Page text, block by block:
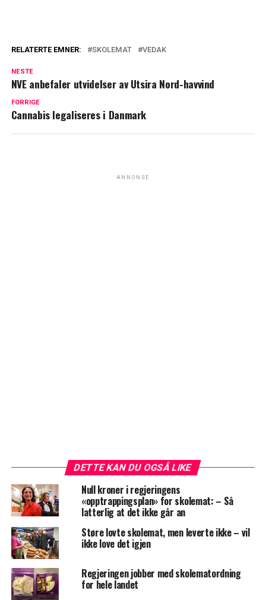
RELATERTE EMNER: SKOLEMAT VEDAK
NESTE
NVE anbefaler utvidelser av Utsira Nord-havvind
FORRIGE
Cannabis legaliseres i Danmark
ANNONSE
DETTE KAN DU OGSÅ LIKE
Null kroner i regjeringens
«opptrappingsplan» for skolemat: – Så
latterlig at det ikke går an
Støre lovte skolemat, men leverte ikke – vil
ikke love det igjen
Regjeringen jobber med skolematordning
for hele landet